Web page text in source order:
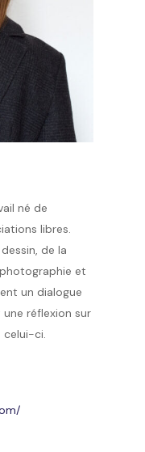
né de
libres.
de la
et
un dialogue
réflexion sur
celui-ci.